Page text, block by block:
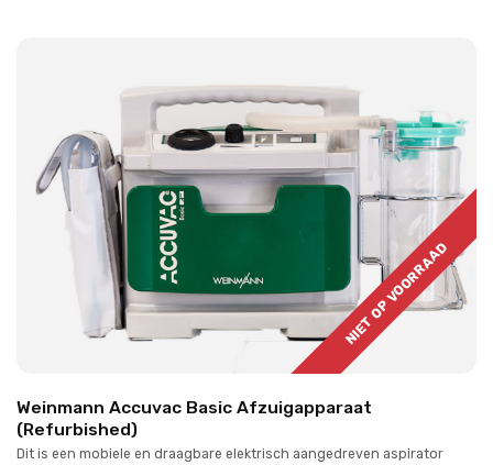
NIET OP VOORRAAD
Weinmann Accuvac Basic Afzuigapparaat
(Refurbished)
Dit is een mobiele en draagbare elektrisch aangedreven aspirator